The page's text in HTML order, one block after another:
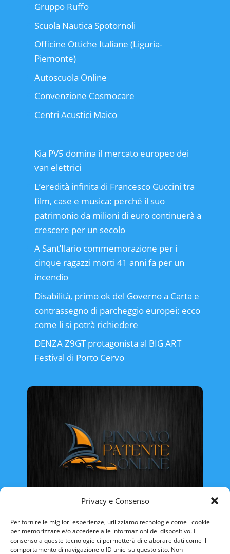
Privacy e Consenso
Per fornire le migliori esperienze, utilizziamo tecnologie come i cookie
per memorizzare e/o accedere alle informazioni del dispositivo. Il
consenso a queste tecnologie ci permetterà di elaborare dati come il
comportamento di navigazione o ID unici su questo sito. Non
Gruppo Ruffo
Scuola Nautica Spotornoli
Officine Ottiche Italiane (Liguria-
Piemonte)
Autoscuola Online
Convenzione Cosmocare
Centri Acustici Maico
Kia PV5 domina il mercato europeo dei
van elettrici
L’eredità infinita di Francesco Guccini tra
film, case e musica: perché il suo
patrimonio da milioni di euro continuerà a
crescere per un secolo
A Sant’Ilario commemorazione per i
cinque ragazzi morti 41 anni fa per un
incendio
Disabilità, primo ok del Governo a Carta e
contrassegno di parcheggio europei: ecco
come li si potrà richiedere
DENZA Z9GT protagonista al BIG ART
Festival di Porto Cervo